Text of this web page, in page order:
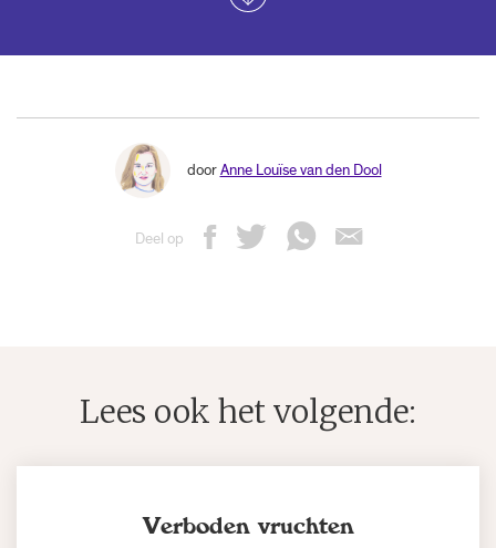
doorAnne Louïse van den Dool
Deel op
Lees ook het volgende:
Verboden vruchten